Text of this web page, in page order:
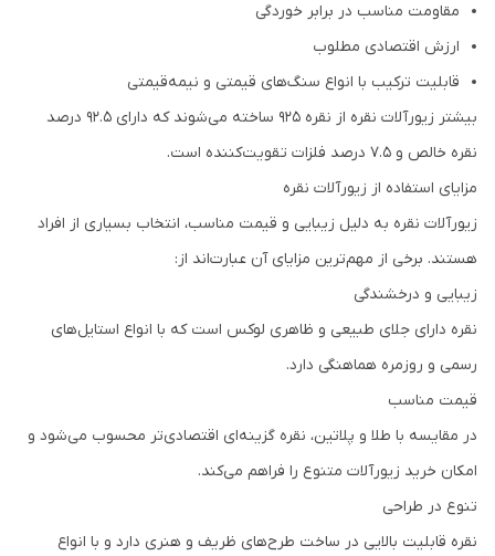
مقاومت مناسب در برابر خوردگی
ارزش اقتصادی مطلوب
قابلیت ترکیب با انواع سنگ‌های قیمتی و نیمه‌قیمتی
بیشتر زیورآلات نقره از نقره 925 ساخته می‌شوند که دارای 92.5 درصد
نقره خالص و 7.5 درصد فلزات تقویت‌کننده است.
مزایای استفاده از زیورآلات نقره
زیورآلات نقره به دلیل زیبایی و قیمت مناسب، انتخاب بسیاری از افراد
هستند. برخی از مهم‌ترین مزایای آن عبارت‌اند از:
زیبایی و درخشندگی
نقره دارای جلای طبیعی و ظاهری لوکس است که با انواع استایل‌های
رسمی و روزمره هماهنگی دارد.
قیمت مناسب
در مقایسه با طلا و پلاتین، نقره گزینه‌ای اقتصادی‌تر محسوب می‌شود و
امکان خرید زیورآلات متنوع را فراهم می‌کند.
تنوع در طراحی
نقره قابلیت بالایی در ساخت طرح‌های ظریف و هنری دارد و با انواع